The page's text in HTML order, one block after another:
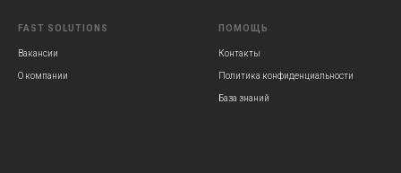
FAST SOLUTIONS
Вакансии
О компании
ПОМОЩЬ
Контакты
Политика конфиденциальности
База знаний